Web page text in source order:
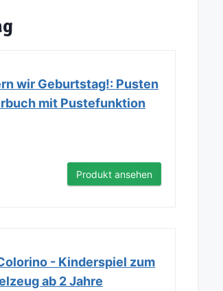
wir Geburtstag!: Pusten
mit Pustefunktion
Produkt ansehen
- Kinderspiel zum
ab 2 Jahre